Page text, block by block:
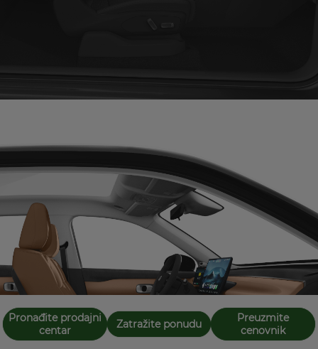
Pronađite prodajni
centar
Zatražite ponudu
Preuzmite
cenovnik